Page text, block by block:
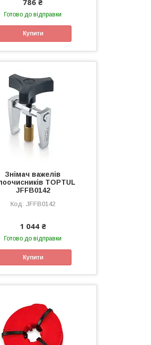
Готово до відправки
Купити
Знімач важелів
TOPTUL
JFFB0142
JFFB0142
1 044 ₴
Готово до відправки
Купити